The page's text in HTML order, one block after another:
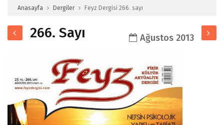
Anasayfa Dergiler Feyz Dergisi 266. sayı
266. Sayı Ağustos 2013